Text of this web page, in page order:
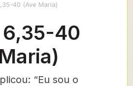
40 (Ave Maria)
40
“Eu sou o